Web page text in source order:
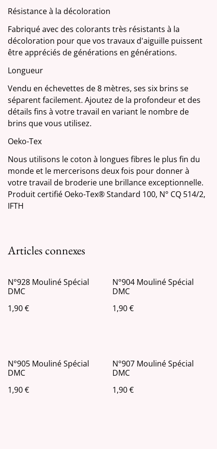
Résistance à la décoloration
Fabriqué avec des colorants très résistants à la
décoloration pour que vos travaux d'aiguille puissent
être appréciés de générations en générations.
Longueur
Vendu en échevettes de 8 mètres, ses six brins se
séparent facilement. Ajoutez de la profondeur et des
détails fins à votre travail en variant le nombre de
brins que vous utilisez.
Oeko-Tex
Nous utilisons le coton à longues fibres le plus fin du
monde et le mercerisons deux fois pour donner à
votre travail de broderie une brillance exceptionnelle.
Produit certifié Oeko-Tex® Standard 100, N° CQ 514/2,
IFTH
Articles connexes
N°928 Mouliné Spécial
DMC
1,90 €
N°904 Mouliné Spécial
DMC
1,90 €
N°905 Mouliné Spécial
DMC
1,90 €
N°907 Mouliné Spécial
DMC
1,90 €